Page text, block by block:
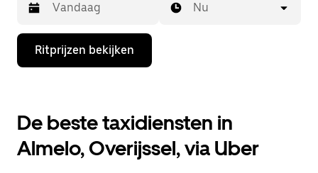
Druk
de
de
agenda
te
openen
Nu
Ritprijzen bekijken
De beste taxidiensten in
Almelo, Overijssel, via Uber